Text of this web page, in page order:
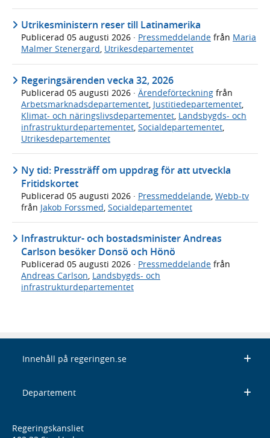
Utrikesministern reser till Latinamerika
Publicerad 05 augusti 2026 · Pressmeddelande från Maria
Malmer Stenergard, Utrikesdepartementet
Regeringsärenden vecka 32, 2026
Publicerad 05 augusti 2026 · Ärendeförteckning från
Arbetsmarknadsdepartementet, Justitiedepartementet,
Klimat- och näringslivsdepartementet, Landsbygds- och
infrastrukturdepartementet, Socialdepartementet,
Utrikesdepartementet
Ny tid: Pressträff om uppdrag för att utveckla
Fritidskortet
Publicerad 05 augusti 2026 · Pressmeddelande Webb-tv
från Jakob Forssmed Socialdepartementet
Infrastruktur- och bostadsminister Andreas
Carlson besöker Donsö och Hönö
Publicerad 05 augusti 2026 · Pressmeddelande från
Andreas Carlson, Landsbygds- och
infrastrukturdepartementet
Innehåll på regeringen.se
Departement
Regeringskansliet